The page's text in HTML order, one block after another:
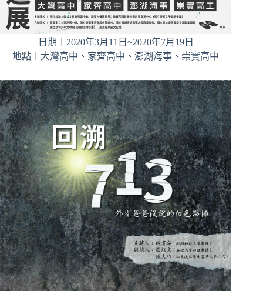
日期︱2020年3月11日~2020年7月19日
地點︱大灣高中、家齊高中、澎湖海事、崇實高中